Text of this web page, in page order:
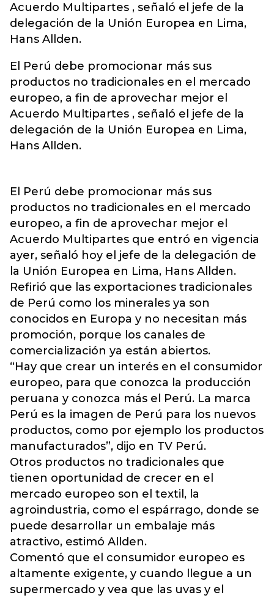
Acuerdo Multipartes , señaló el jefe de la
delegación de la Unión Europea en Lima,
Hans Allden.
El Perú debe promocionar más sus
productos no tradicionales en el mercado
europeo, a fin de aprovechar mejor el
Acuerdo Multipartes , señaló el jefe de la
delegación de la Unión Europea en Lima,
Hans Allden.
El Perú debe promocionar más sus
productos no tradicionales en el mercado
europeo, a fin de aprovechar mejor el
Acuerdo Multipartes que entró en vigencia
ayer, señaló hoy el jefe de la delegación de
la Unión Europea en Lima, Hans Allden.
Refirió que las exportaciones tradicionales
de Perú como los minerales ya son
conocidos en Europa y no necesitan más
promoción, porque los canales de
comercialización ya están abiertos.
“Hay que crear un interés en el consumidor
europeo, para que conozca la producción
peruana y conozca más el Perú. La marca
Perú es la imagen de Perú para los nuevos
productos, como por ejemplo los productos
manufacturados”, dijo en TV Perú.
Otros productos no tradicionales que
tienen oportunidad de crecer en el
mercado europeo son el textil, la
agroindustria, como el espárrago, donde se
puede desarrollar un embalaje más
atractivo, estimó Allden.
Comentó que el consumidor europeo es
altamente exigente, y cuando llegue a un
supermercado y vea que las uvas y el